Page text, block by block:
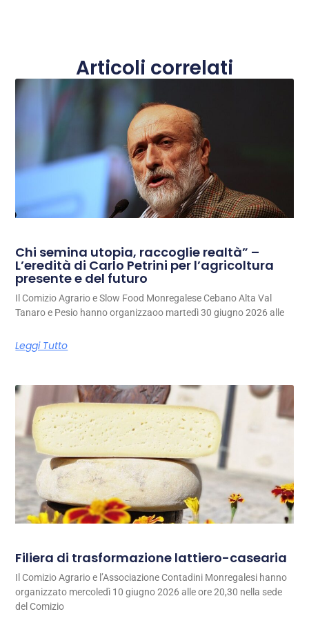
Articoli correlati
Chi semina utopia, raccoglie realtà” –
L’eredità di Carlo Petrini per l’agricoltura
presente e del futuro
Il Comizio Agrario e Slow Food Monregalese Cebano Alta Val
Tanaro e Pesio hanno organizzaoo martedì 30 giugno 2026 alle
Leggi Tutto
Filiera di trasformazione lattiero-casearia
Il Comizio Agrario e l’Associazione Contadini Monregalesi hanno
organizzato mercoledì 10 giugno 2026 alle ore 20,30 nella sede
del Comizio